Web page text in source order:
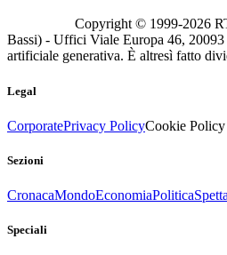
Copyright © 1999-2026
Bassi) - Uffici Viale Europa 46,
artificiale generativa. È altresì fatto
Legal
CorporatePrivacy PolicyCookie Policy
Sezioni
CronacaMondoEconomiaPolitica
Speciali